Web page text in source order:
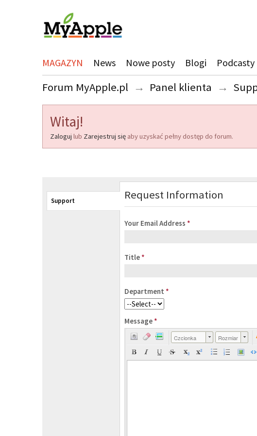
MAGAZYN News Nowe posty Blogi Podcasty
Forum MyApple.pl → Panel klienta →
Witaj!
Zaloguj lub Zarejestruj się aby uzyskać pełny dostęp do forum.
Support Request Information
Your Email Address *
Title *
Department *
Message *
Czcionka Rozmiar